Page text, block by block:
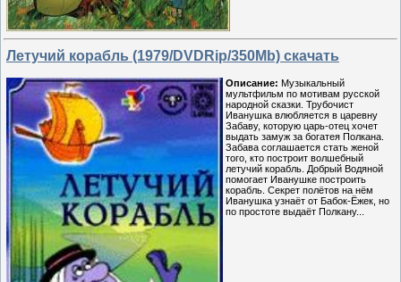
Летучий корабль (1979/DVDRip/350Mb) скачать
Описание: Музыкальный
мультфильм по мотивам русской
народной сказки. Трубочист
Иванушка влюбляется в царевну
Забаву, которую царь-отец хочет
выдать замуж за богатея Полкана.
Забава соглашается стать женой
того, кто построит волшебный
летучий корабль. Добрый Водяной
помогает Иванушке построить
корабль. Секрет полётов на нём
Иванушка узнаёт от Бабок-Ёжек, но
по простоте выдаёт Полкану...